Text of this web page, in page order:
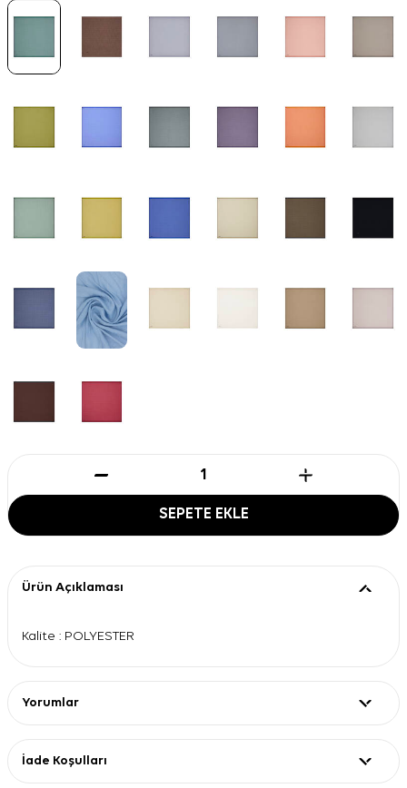
SEPETE EKLE
Ürün Açıklaması
Kalite : POLYESTER
Yorumlar
İade Koşulları